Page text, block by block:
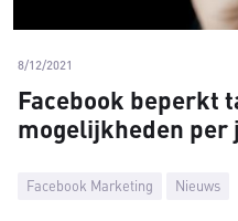
Facebook Marketing Nieuws
8/12/2021
Facebook beperkt
mogelijkheden per